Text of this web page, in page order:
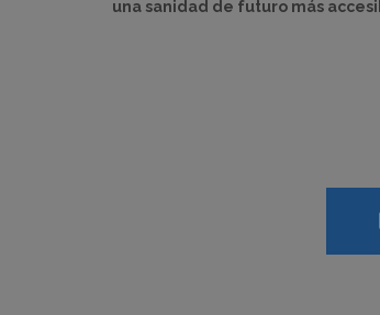
una sanidad de futuro más